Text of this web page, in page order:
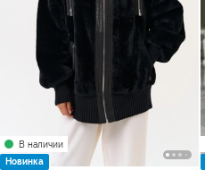
В наличии
Новинка